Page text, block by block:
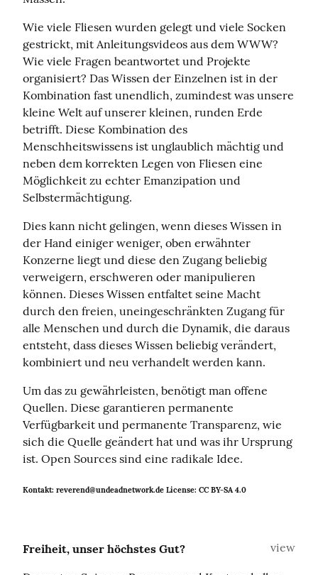
Wie viele Fliesen wurden gelegt und viele Socken
gestrickt, mit Anleitungsvideos aus dem WWW?
Wie viele Fragen beantwortet und Projekte
organisiert? Das Wissen der Einzelnen ist in der
Kombination fast unendlich, zumindest was unsere
kleine Welt auf unserer kleinen, runden Erde
betrifft. Diese Kombination des
Menschheitswissens ist unglaublich mächtig und
neben dem korrekten Legen von Fliesen eine
Möglichkeit zu echter Emanzipation und
Selbstermächtigung.
Dies kann nicht gelingen, wenn dieses Wissen in
der Hand einiger weniger, oben erwähnter
Konzerne liegt und diese den Zugang beliebig
verweigern, erschweren oder manipulieren
können. Dieses Wissen entfaltet seine Macht
durch den freien, uneingeschränkten Zugang für
alle Menschen und durch die Dynamik, die daraus
entsteht, dass dieses Wissen beliebig verändert,
kombiniert und neu verhandelt werden kann.
Um das zu gewährleisten, benötigt man offene
Quellen. Diese garantieren permanente
Verfügbarkeit und permanente Transparenz, wie
sich die Quelle geändert hat und was ihr Ursprung
ist. Open Sources sind eine radikale Idee.
Kontakt: reverend@undeadnetwork.de License: CC BY-SA 4.0
view
Freiheit, unser höchstes Gut?